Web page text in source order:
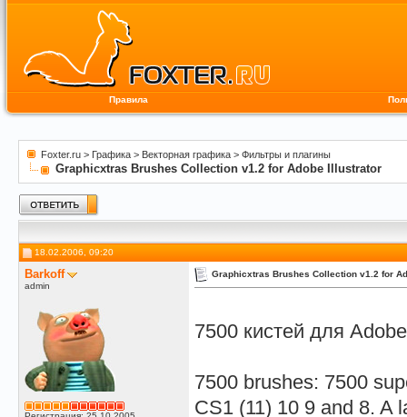
Правила
Foxter.ru > Графика > Векторная графика > Фильтры и плагины
Graphicxtras Brushes Collection v1.2 for Adobe Illustrator
18.02.2006, 09:20
Barkoff
admin
Graphicxtras Brushes Collection v1.2 for
7500 кистей для
7500 brushes: 7500
CS1 (11) 10 9 and 8. A